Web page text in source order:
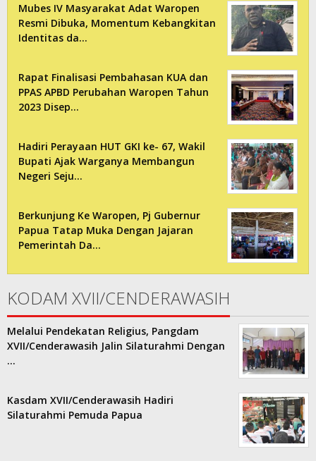
Mubes IV Masyarakat Adat Waropen
Resmi Dibuka, Momentum Kebangkitan
Identitas da…
Rapat Finalisasi Pembahasan KUA dan
PPAS APBD Perubahan Waropen Tahun
2023 Disep…
Hadiri Perayaan HUT GKI ke- 67, Wakil
Bupati Ajak Warganya Membangun
Negeri Seju…
Berkunjung Ke Waropen, Pj Gubernur
Papua Tatap Muka Dengan Jajaran
Pemerintah Da…
KODAM XVII/CENDERAWASIH
Melalui Pendekatan Religius, Pangdam
XVII/Cenderawasih Jalin Silaturahmi Dengan
…
Kasdam XVII/Cenderawasih Hadiri
Silaturahmi Pemuda Papua